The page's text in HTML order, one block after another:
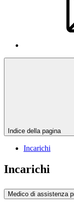
Indice della pagina
Incarichi
Incarichi
Medico di assistenza